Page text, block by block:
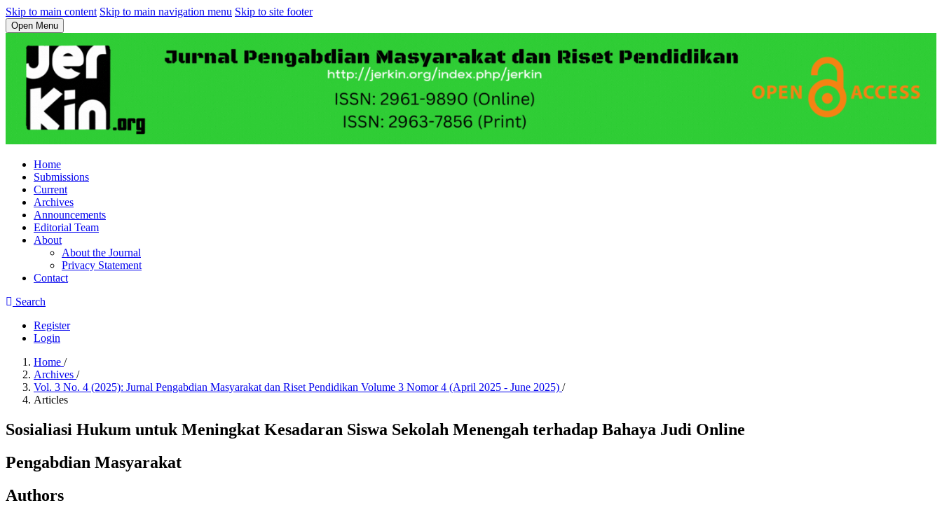
Skip to main content Skip to main navigation menu Skip to site footer
Open Menu
Home
Submissions
Current
Archives
Announcements
Editorial Team
About
About the Journal
Privacy Statement
Contact
Search
Register
Login
Home /
Archives /
Vol. 3 No. 4 (2025): Jurnal Pengabdian Masyarakat dan Riset Pendidikan Volume 3 Nomor 4 (April 2025 - June 2025) /
Articles
Sosialiasi Hukum untuk Meningkat Kesadaran Siswa Sekolah Menengah terhadap Bahaya Judi Online
Pengabdian Masyarakat
Authors